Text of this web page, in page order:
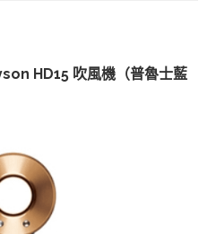
HD15 吹風機（普魯士藍